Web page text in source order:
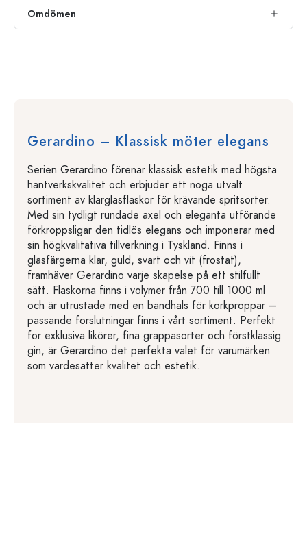
Omdömen
Gerardino – Klassisk möter elegans
Serien Gerardino förenar klassisk estetik med högsta
hantverkskvalitet och erbjuder ett noga utvalt
sortiment av klarglasflaskor för krävande spritsorter.
Med sin tydligt rundade axel och eleganta utförande
förkroppsligar den tidlös elegans och imponerar med
sin högkvalitativa tillverkning i Tyskland. Finns i
glasfärgerna klar, guld, svart och vit (frostat),
framhäver Gerardino varje skapelse på ett stilfullt
sätt. Flaskorna finns i volymer från 700 till 1000 ml
och är utrustade med en bandhals för korkproppar –
passande förslutningar finns i vårt sortiment. Perfekt
för exklusiva likörer, fina grappasorter och förstklassig
gin, är Gerardino det perfekta valet för varumärken
som värdesätter kvalitet och estetik.